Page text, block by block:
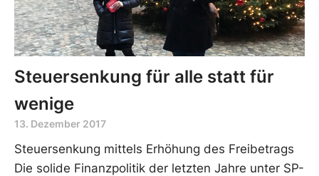
Steuersenkung für alle statt für
wenige
13. Dezember 2017
Steuersenkung mittels Erhöhung des Freibetrags
Die solide Finanzpolitik der letzten Jahre unter SP-